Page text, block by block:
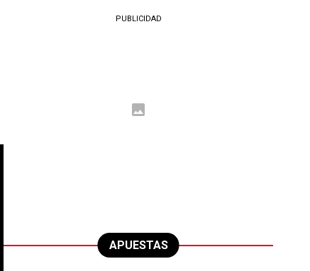
PUBLICIDAD
APUESTAS